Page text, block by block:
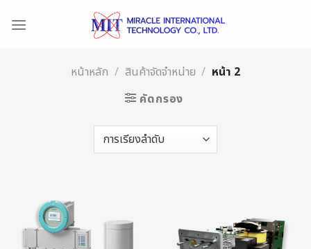
หน้าหลัก / สินค้าจัดจำหน่าย / หน้า 2
คัดกรอง